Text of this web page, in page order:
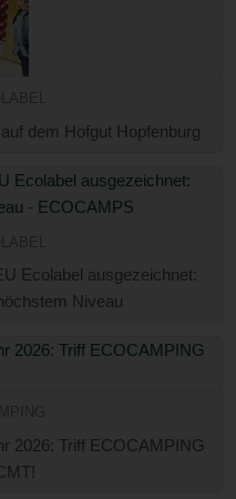
dem Hofgut Hopfenburg
Ecolabel ausgezeichnet:
Niveau
2026: Triff ECOCAMPING